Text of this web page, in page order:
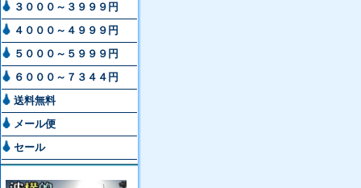
３０００～３９９９円
４０００～４９９９円
５０００～５９９９円
６０００～７３４４円
送料無料
メール便
セール